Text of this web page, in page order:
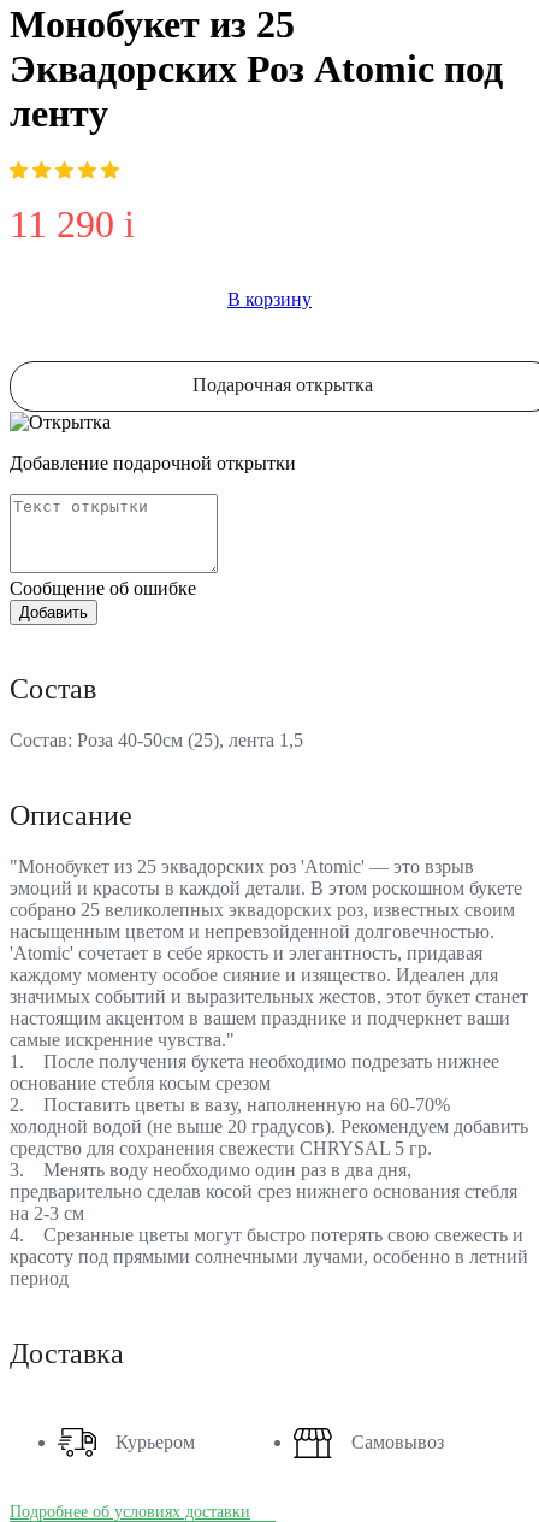
Монобукет из 25
Эквадорских Роз Atomic под
ленту
11 290 i
В корзину
Подарочная открытка
Добавление подарочной открытки
Сообщение об ошибке
Состав
Состав: Роза 40-50см (25), лента 1,5
Описание
"Монобукет из 25 эквадорских роз 'Atomic' — это взрыв
эмоций и красоты в каждой детали. В этом роскошном букете
собрано 25 великолепных эквадорских роз, известных своим
насыщенным цветом и непревзойденной долговечностью.
'Atomic' сочетает в себе яркость и элегантность, придавая
каждому моменту особое сияние и изящество. Идеален для
значимых событий и выразительных жестов, этот букет станет
настоящим акцентом в вашем празднике и подчеркнет ваши
самые искренние чувства."
1. После получения букета необходимо подрезать нижнее
основание стебля косым срезом
2. Поставить цветы в вазу, наполненную на 60-70%
холодной водой (не выше 20 градусов). Рекомендуем добавить
средство для сохранения свежести CHRYSAL 5 гр.
3. Менять воду необходимо один раз в два дня,
предварительно сделав косой срез нижнего основания стебля
на 2-3 см
4. Срезанные цветы могут быстро потерять свою свежесть и
красоту под прямыми солнечными лучами, особенно в летний
период
Доставка
Курьером Самовывоз
Подробнее об условиях доставки